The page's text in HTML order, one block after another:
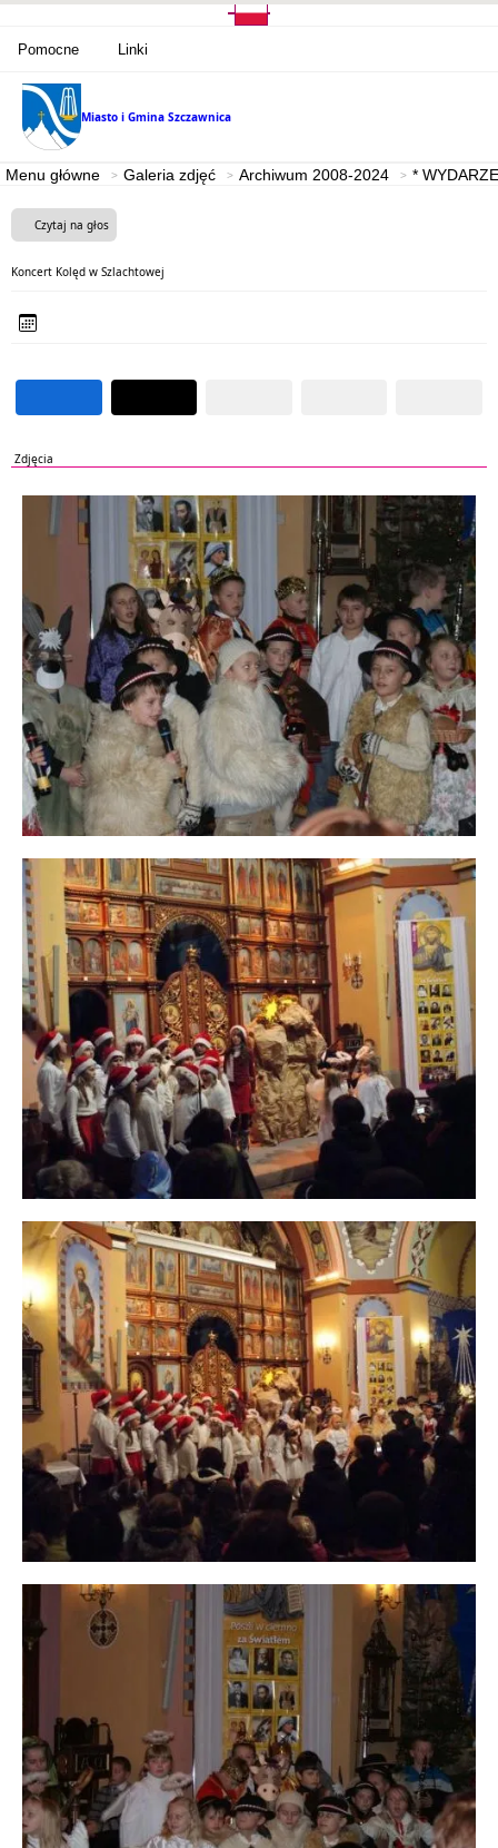
Pomocne Linki
Miasto i Gmina Szczawnica
Menu główne Galeria zdjęć Archiwum 2008-2024 *
Czytaj na głos
Koncert Kolęd w Szlachtowej
Zdjęcia